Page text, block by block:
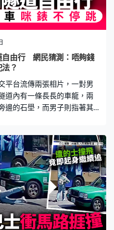
劃，當中包括免費向海外旅
機票是機管局於2020年4
運（HK express）及香港航
1日開始，六個月期間分階
個月的活動期間，各航空公
票，例如：大抽獎、先
自由行 網民猜測：唔夠錢
？
平台流傳兩張相片，一對男
道內有一條長長的車龍，兩
邊的石壆，而男子則指著其
多名網民在社交平台上載相
道截的士」等為題發帖。從
道內行走，並且疑似逆線而
頭髮及背著斜孭袋的女子，
，而隨行男子則「手指
。 更多熱門文章 圳數字人民
拎$200人民幣｜附領取方
錯 專家揭3後果 愈洗愈髒兼